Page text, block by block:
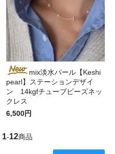
mix淡水パール【Keshi
pearl】ステーションデザイ
ン 14kgfチューブビーズネッ
クレス
6,500円
1-12商品